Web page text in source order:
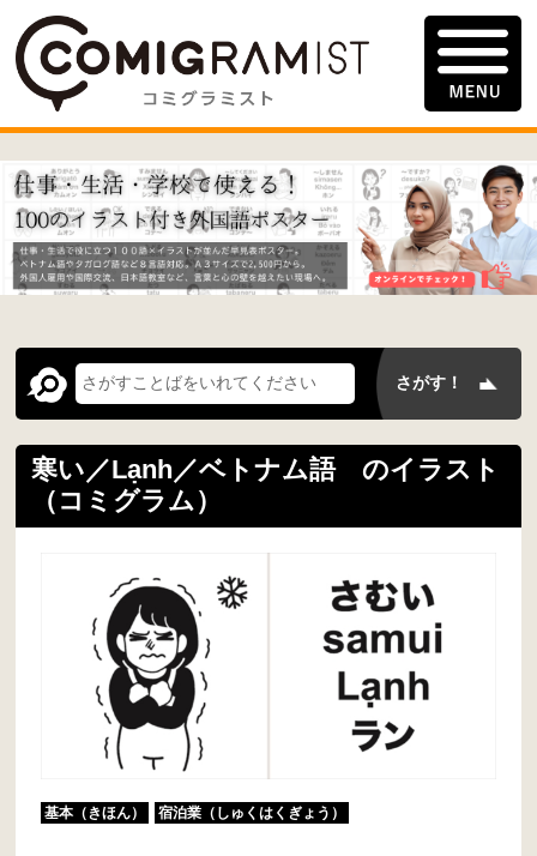
寒い／Lạnh／ベトナム語 のイラスト
（コミグラム）
基本（きほん） 宿泊業（しゅくはくぎょう）